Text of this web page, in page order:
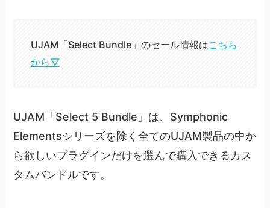
UJAM「Select Bundle」のセール情報はこちら
から▽
UJAM「Select 5 Bundle」は、Symphonic
Elementsシリーズを除く全てのUJAM製品の中か
ら欲しいプラグインだけを選んで購入できるカス
タムバンドルです。